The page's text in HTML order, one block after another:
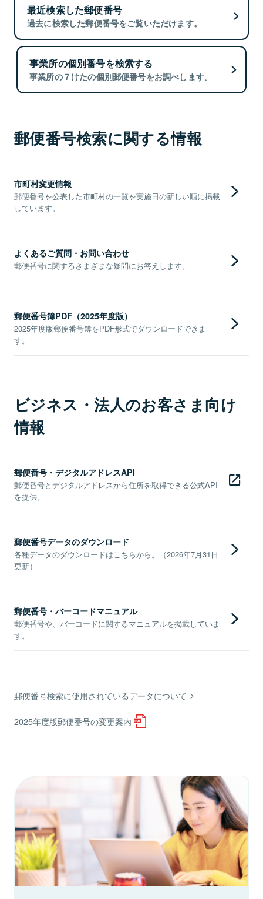
最近検索した郵便番号
過去に検索した郵便番号をご覧いただけます。
事業所の個別番号を検索する
事業所の７けたの個別郵便番号をお調べします。
郵便番号検索に関する情報
市町村変更情報
郵便番号を公表した市町村の一覧を実施日の新しい順に掲載
しています。
よくあるご質問・お問い合わせ
郵便番号に関するさまざまな疑問にお答えします。
郵便番号簿PDF（2025年度版）
2025年度版郵便番号簿をPDF形式でダウンロードできま
す。
ビジネス・法人のお客さま向け
情報
郵便番号・デジタルアドレスAPI
郵便番号とデジタルアドレスから住所を取得できる公式API
を提供。
郵便番号データのダウンロード
各種データのダウンロードはこちらから。（2026年7月31日
更新）
郵便番号・バーコードマニュアル
郵便番号や、バーコードに関するマニュアルを掲載していま
す。
郵便番号検索に使用されているデータについて
2025年度版郵便番号の変更案内